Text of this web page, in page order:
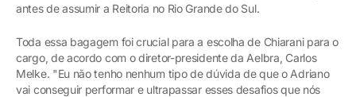
antes de assumir a Reitoria no Rio Grande do Sul.
Toda essa bagagem foi crucial para a escolha de Chiarani para o
cargo, de acordo com o diretor-presidente da Aelbra, Carlos
Melke. "Eu não tenho nenhum tipo de dúvida de que o Adriano
vai conseguir performar e ultrapassar esses desafios que nós